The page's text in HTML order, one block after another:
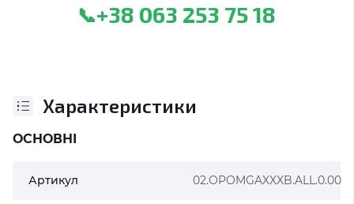
📞+38 063 253 75 18
Характеристики
ОСНОВНІ
Артикул 02.OPOMGAXXXB.ALL.0.00